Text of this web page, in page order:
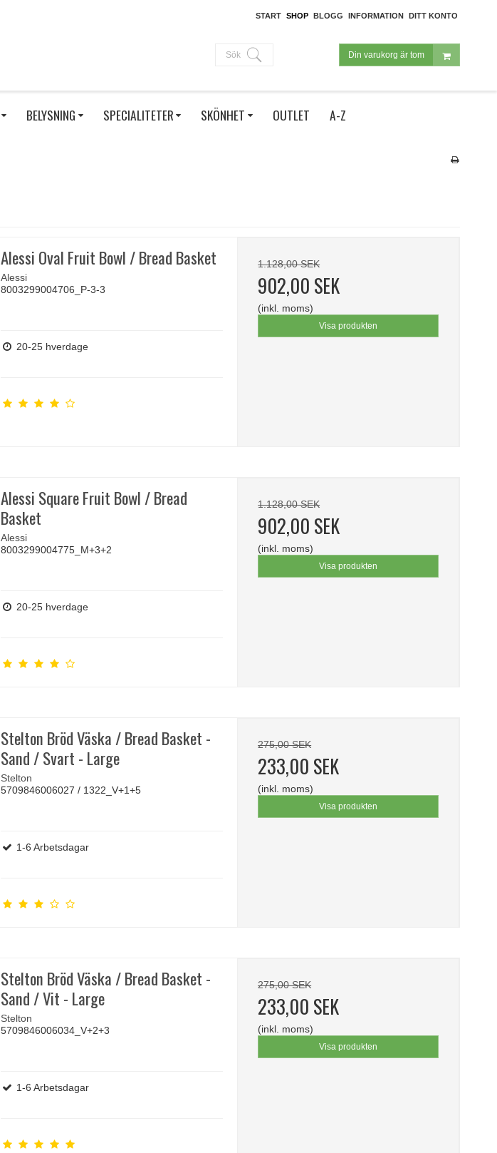
START SHOP BLOGG INFORMATION DITT KONTO
Din varukorg är tom
Sök
BELYSNING SPECIALITETER SKÖNHET OUTLET A-Z
Alessi Oval Fruit Bowl / Bread Basket
Alessi
8003299004706_P-3-3
20-25 hverdage
1.128,00 SEK
902,00 SEK
(inkl. moms)
Visa produkten
Alessi Square Fruit Bowl / Bread
Basket
Alessi
8003299004775_M+3+2
20-25 hverdage
1.128,00 SEK
902,00 SEK
(inkl. moms)
Visa produkten
Stelton Bröd Väska / Bread Basket -
Sand / Svart - Large
Stelton
5709846006027 / 1322_V+1+5
1-6 Arbetsdagar
275,00 SEK
233,00 SEK
(inkl. moms)
Visa produkten
Stelton Bröd Väska / Bread Basket -
Sand / Vit - Large
Stelton
5709846006034_V+2+3
1-6 Arbetsdagar
275,00 SEK
233,00 SEK
(inkl. moms)
Visa produkten